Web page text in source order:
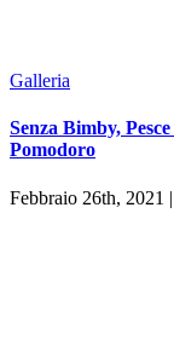
Galleria
Senza Bimby,
Pomodoro
Febbraio 26th, 2021 |